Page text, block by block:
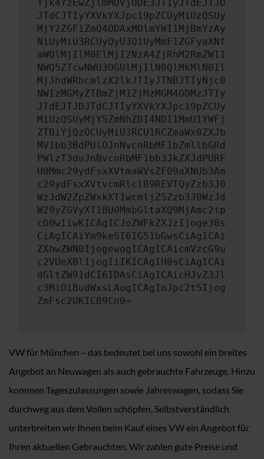
Yjk4YzEwZjlmMDVjODE3JTIyJTdEJTJD
JTdCJTIyYXVkYXJpc19pZCUyMiUzQSUy
MjY2ZGFiZmQ4ODAxMDlmYWI1MjBmYzAy
NiUyMiU3RCUyQyU3QiUyMmF1ZGFyaXNf
aWQlMjIlM0ElMjI2NzA4ZjRhM2RmZWI1
NWQ5ZTcwNWU3OGUlMjIlN0QlMkMlN0Il
MjJhdWRhcmlzX2lkJTIyJTNBJTIyNjc0
NWIzMGMyZTBmZjM1ZjMzMGM4ODMzJTIy
JTdEJTJDJTdCJTIyYXVkYXJpc19pZCUy
MiUzQSUyMjY5ZmNhZDI4NDI1MmU1YWFj
ZTBiYjQzOCUyMiU3RCU1RCZmaWx0ZXJb
MV1bb3BdPUlOJnNvcnRbMF1bZmllbGRd
PWlzT3duJnNvcnRbMF1bb3JkZXJdPURF
U0Mmc29ydFsxXVtmaWVsZF09aXNUb3Am
c29ydFsxXVtvcmRlcl09REVTQyZzb3J0
WzJdW2ZpZWxkXT1wcmljZSZzb3J0WzJd
W29yZGVyXT1BU0MmbGltaXQ9MjAmc2tp
cD0wIiwKICAgICJoZWFkZXJzIjoge30s
CiAgICAiYm9keSI6IG51bGwsCiAgICAi
ZXhwZWN0IjogewogICAgICAicmVzcG9u
c2VUeXBlIjogIiIKICAgIH0sCiAgICAi
dGltZW91dCI6IDAsCiAgICAicHJvZ3Jl
c3MiOiBudWxsLAogICAgInJpc2t5Ijog
ZmFsc2UKICB9Cn0=
VW für München – das bedeutet bei uns sowohl ein breites
Angebot an Neuwagen als auch gebrauchte Fahrzeuge. Hinzu
kommen Tageszulassungen sowie Jahreswagen, sodass Sie
durchweg aus dem Vollen schöpfen. Selbstverständlich
unterbreiten wir Ihnen beim Kauf eines VW ein Angebot für
Ihren aktuellen Gebrauchten. Wir zahlen gute Preise und